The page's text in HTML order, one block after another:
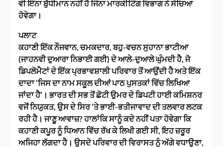
ਵੀ ਇੰਨਾ ਬੁੱਧੀਮਾਨ ਨਹੀਂ ਹੈ ਜਿੰਨਾ ਮਾਰਕੀਟਿੰਗ ਵਿਭਾਗ ਨੇ ਸੋਚਿਆ
ਹੋਵੇਗਾ।
ਪਲਾਟ
ਕਹਾਣੀ ਇੱਕ ਨੌਜਵਾਨ, ਚਮਕਦਾਰ, ਬਹੁ-ਵਚਨ ਸੁਹਾਨਾ ਭਾਟੀਆ
(ਜਾਹਨਵੀ ਦੁਆਰਾ ਨਿਭਾਈ ਗਈ) ਦੇ ਆਲੇ-ਦੁਆਲੇ ਘੁੰਮਦੀ ਹੈ, ਜੋ
ਡਿਪਲੋਮੈਟਾਂ ਦੇ ਇੱਕ ਪ੍ਰਭਾਵਸ਼ਾਲੀ ਪਰਿਵਾਰ ਤੋਂ ਆਉਂਦੀ ਹੈ ਅਤੇ ਇੱਕ
ਦਾਦਾ ‘ਜਿਸ ਦਾ ਨਾਮ ਸਕੂਲ ਦੀਆਂ ਪਾਠ ਪੁਸਤਕਾਂ ਵਿੱਚ ਲਿਖਿਆ
ਜਾਂਦਾ ਹੈ’। ਭਾਰਤ ਦੀ ਸਭ ਤੋਂ ਛੋਟੀ ਉਮਰ ਦੇ ਡਿਪਟੀ ਹਾਈ ਕਮਿਸ਼ਨਰ
ਵਜੋਂ ਨਿਯੁਕਤ, ਉਸ ਦੇ ਸਿਰ ‘ਤੇ ਭਾਈ-ਭਤੀਜਾਵਾਦ ਦੀ ਤਲਵਾਰ ਲਟਕ
ਰਹੀ ਹੈ। ਜਾਣੂ ਆਵਾਜ਼? ਹਾਲਾਂਕਿ ਸਾਨੂੰ ਕਦੇ ਨਹੀਂ ਪਤਾ ਹੋਵੇਗਾ ਕਿ
ਕਹਾਣੀ ਕਪੂਰ ਨੂੰ ਧਿਆਨ ਵਿੱਚ ਰੱਖ ਕੇ ਲਿਖੀ ਗਈ ਸੀ, ਇਹ ਜ਼ਰੂਰ
ਅਜਿਹਾ ਲੱਗਦਾ ਹੈ। ਉਸਦੇ ਪਰਿਵਾਰ ਦੀ ਵਿਰਾਸਤ ਨੂੰ ਅੱਗੇ ਵਧਾਉਣਾ,